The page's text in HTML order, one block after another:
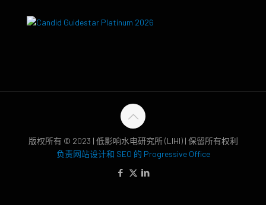
版权所有 © 2023 | 低影响水电研究所 (LIHI) | 保留所有权利
负责网站设计和 SEO 的 Progressive Office